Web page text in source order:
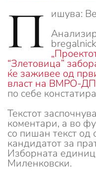
П ишува:
“Злетовица”
ќе заживее од
власт на ВМРО-
по себе
Текстот
коментари, а во
со пишан текст
кандидатот за
Изборната
Миленковски.